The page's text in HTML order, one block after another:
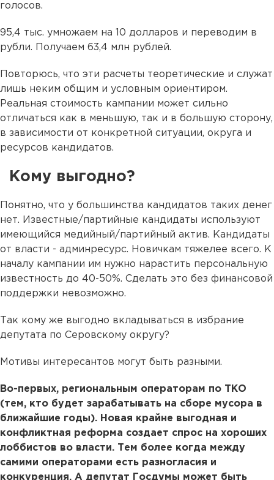
голосов.
95,4 тыс. умножаем на 10 долларов и переводим в
рубли. Получаем 63,4 млн рублей.
Повторюсь, что эти расчеты теоретические и служат
лишь неким общим и условным ориентиром.
Реальная стоимость кампании может сильно
отличаться как в меньшую, так и в большую сторону,
в зависимости от конкретной ситуации, округа и
ресурсов кандидатов.
Кому выгодно?
Понятно, что у большинства кандидатов таких денег
нет. Известные/партийные кандидаты используют
имеющийся медийный/партийный актив. Кандидаты
от власти - админресурс. Новичкам тяжелее всего. К
началу кампании им нужно нарастить персональную
известность до 40-50%. Сделать это без финансовой
поддержки невозможно.
Так кому же выгодно вкладываться в избрание
депутата по Серовскому округу?
Мотивы интересантов могут быть разными.
Во-первых, региональным операторам по ТКО
(тем, кто будет зарабатывать на сборе мусора в
ближайшие годы). Новая крайне выгодная и
конфликтная реформа создает спрос на хороших
лоббистов во власти. Тем более когда между
самими операторами есть разногласия и
конкуренция. А депутат Госдумы может быть